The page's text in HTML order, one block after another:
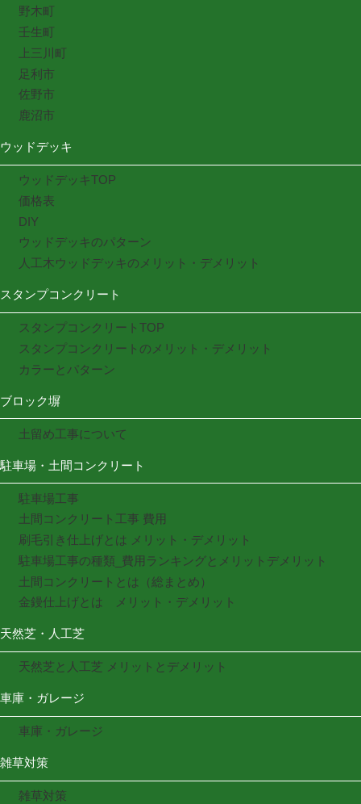
野木町
壬生町
上三川町
足利市
佐野市
鹿沼市
ウッドデッキ
ウッドデッキTOP
価格表
DIY
ウッドデッキのパターン
人工木ウッドデッキのメリット・デメリット
スタンプコンクリート
スタンプコンクリートTOP
スタンプコンクリートのメリット・デメリット
カラーとパターン
ブロック塀
土留め工事について
駐車場・土間コンクリート
駐車場工事
土間コンクリート工事 費用
刷毛引き仕上げとは メリット・デメリット
駐車場工事の種類_費用ランキングとメリットデメリット
土間コンクリートとは（総まとめ）
金鏝仕上げとは メリット・デメリット
天然芝・人工芝
天然芝と人工芝 メリットとデメリット
車庫・ガレージ
車庫・ガレージ
雑草対策
雑草対策